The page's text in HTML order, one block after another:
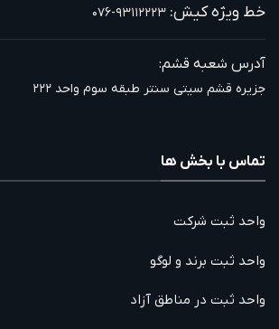
خط ویژه کیش: ۰۷۶-۹۳۱۱۲۲۲۳
آدرس شعبه قشم:
جزیره قشم سیتی سنتر طبقه سوم واحد ۲۲۲
تماس با بخش ها
واحد ثبت شرکت
واحد ثبت برند و لوگو
واحد ثبت در مناطق آزاد